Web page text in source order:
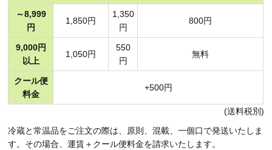
～8,999
円
1,850円
1,350
円
800円
9,000円
以上
1,050円
550
円
無料
クール便
料金
+500円
(送料税別)
冷蔵と常温品をご注文の際は、原則、混載、一個口で発送いたしま
す。その場合、運賃＋クール便料金を請求いたします。